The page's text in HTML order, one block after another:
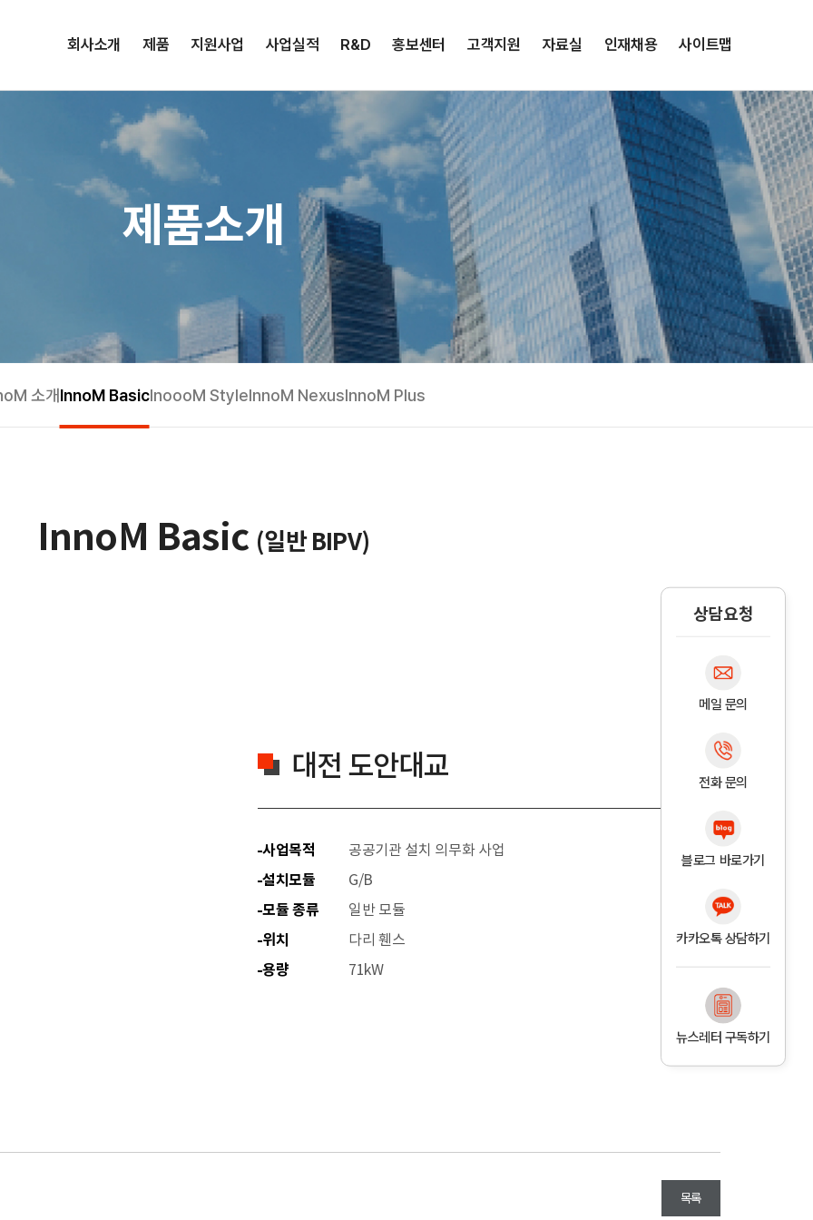
회사소개 제품 지원사업 사업실적 R&D 홍보센터 고객지원 자료실 인재채용 사이트맵
제품소개
소개InnoM BasicInoooM StyleInnoM NexusInnoM Plus
InnoM Basic (일반 BIPV)
대전 도안대교
사업목적 공공기관 설치 의무화 사업
설치모듈 G/B
모듈 종류 일반 모듈
위치 다리 휀스
용량 71kW
목록
상담요청
메일 문의
전화 문의
블로그 바로가기
카카오톡 상담하기
뉴스레터 구독하기